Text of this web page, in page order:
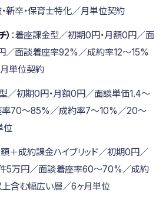
新卒・保育士特化／月単位契約
：着座課金型／初期0円・月額0円／面
／面談着座率92%／成約率12〜15%
単位契約
型／初期0円・月額0円／面談単価1.4〜
70〜85%／成約率7〜10%／20〜
位
額＋成約課金ハイブリッド／初期0円／
5万円／面談着座率60〜70%／成約
含む幅広い層／6ヶ月単位